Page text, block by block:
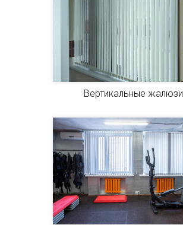
Вертикальные жалюзи